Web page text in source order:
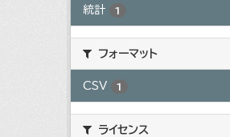
統計 1
フォーマット
CSV 1
ライセンス